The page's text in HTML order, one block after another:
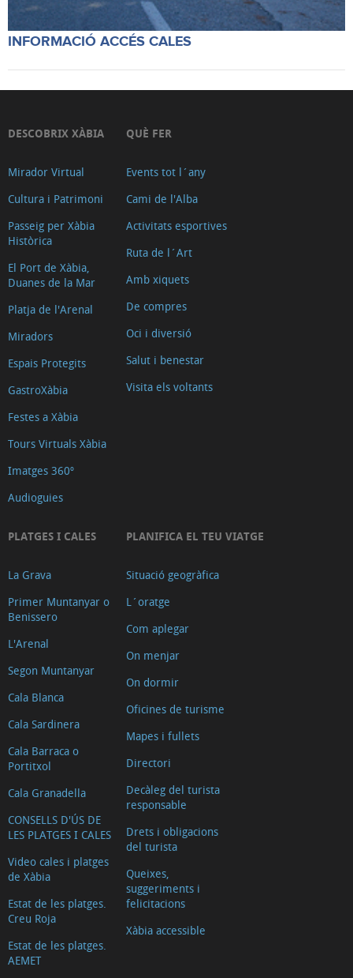
INFORMACIÓ ACCÉS CALES
DESCOBRIX XÀBIA
Mirador Virtual
Cultura i Patrimoni
Passeig per Xàbia
Històrica
El Port de Xàbia,
Duanes de la Mar
Platja de l'Arenal
Miradors
Espais Protegits
GastroXàbia
Festes a Xàbia
Tours Virtuals Xàbia
Imatges 360º
Audioguies
QUÈ FER
Events tot l´any
Cami de l'Alba
Activitats esportives
Ruta de l´Art
Amb xiquets
De compres
Oci i diversió
Salut i benestar
Visita els voltants
PLATGES I CALES
La Grava
Primer Muntanyar o
Benissero
L'Arenal
Segon Muntanyar
Cala Blanca
Cala Sardinera
Cala Barraca o
Portitxol
Cala Granadella
CONSELLS D'ÚS DE
LES PLATGES I CALES
Video cales i platges
de Xàbia
Estat de les platges.
Creu Roja
Estat de les platges.
AEMET
PLANIFICA EL TEU VIATGE
Situació geogràfica
L´oratge
Com aplegar
On menjar
On dormir
Oficines de turisme
Mapes i fullets
Directori
Decàleg del turista
responsable
Drets i obligacions
del turista
Queixes,
suggeriments i
felicitacions
Xàbia accessible